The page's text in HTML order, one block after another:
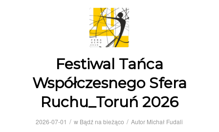
Festiwal Tańca
Współczesnego Sfera
Ruchu_Toruń 2026
2026-07-01 / w Bądź na bieżąco / Autor Michał Fudali